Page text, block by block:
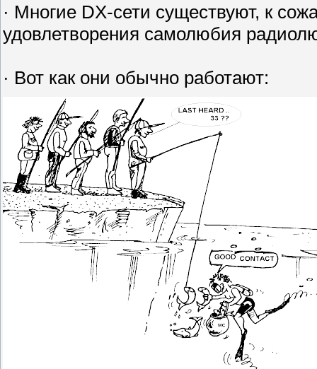
· Многие DX-сети существуют, к
удовлетворения самолюбия
· Вот как они обычно работают: